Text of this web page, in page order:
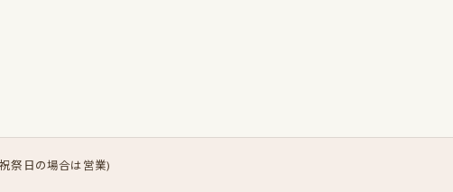
祭日の場合は営業)